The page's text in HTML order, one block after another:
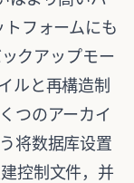
フォームにも
クアップモー
ルと再構造制
つのアーカイ
将数据库设置
控制文件，并